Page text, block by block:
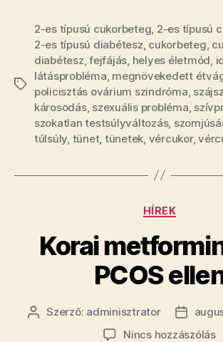
Címkék
2-es típusú cukorbeteg 2-es típusú
2-es típusú diabétesz cukorbeteg
diabétesz ,fejfájás helyes életmód
látásprobléma megnövekedett
policisztás ovárium szindróma
károsodás, szexuális probléma
szokatlan testsúlyváltozás,
túlsúly tünet, tünetek vércukor,
Kategóriák
HÍREK
Korai
PCOS
Bejegyzés
Szerző: adminisztrator
dátuma
Nincs hozzászólás